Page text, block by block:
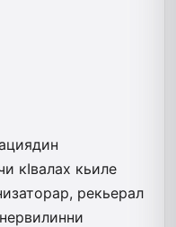
кIвалах кьиле
рекьерал